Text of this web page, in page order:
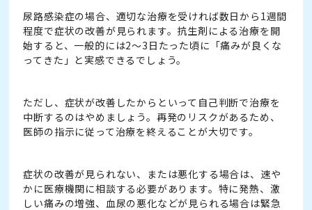
尿路感染症の場合、適切な治療を受ければ数日から1週間
程度で症状の改善が見られます。抗生剤による治療を開
始すると、一般的には2～3日たった頃に「痛みが良くな
ってきた」と実感できるでしょう。
ただし、症状が改善したからといって自己判断で治療を
中断するのはやめましょう。再発のリスクがあるため、
医師の指示に従って治療を終えることが大切です。
症状の改善が見られない、または悪化する場合は、速や
かに医療機関に相談する必要があります。特に発熱、激
しい痛みの増強、血尿の悪化などが見られる場合は緊急